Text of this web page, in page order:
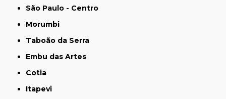
São Paulo - Centro
Morumbi
Taboão da Serra
Embu das Artes
Cotia
Itapevi